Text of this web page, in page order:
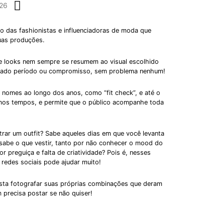
das fashionistas e influenciadoras de moda que
produções.
nem sempre se resumem ao visual escolhido
período ou compromisso, sem problema nenhum!
ao longo dos anos, como “fit check”, e até o
tempos, e permite que o público acompanhe toda
um outfit? Sabe aqueles dias em que você levanta
o que vestir, tanto por não conhecer o mood do
preguiça e falta de criatividade? Pois é, nesses
redes sociais pode ajudar muito!
fotografar suas próprias combinações que deram
precisa postar se não quiser!